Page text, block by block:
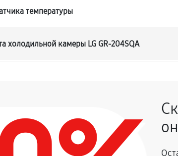
температуры
холодильной камеры LG GR-204SQA
холодильной камеры LG GR-204SQA